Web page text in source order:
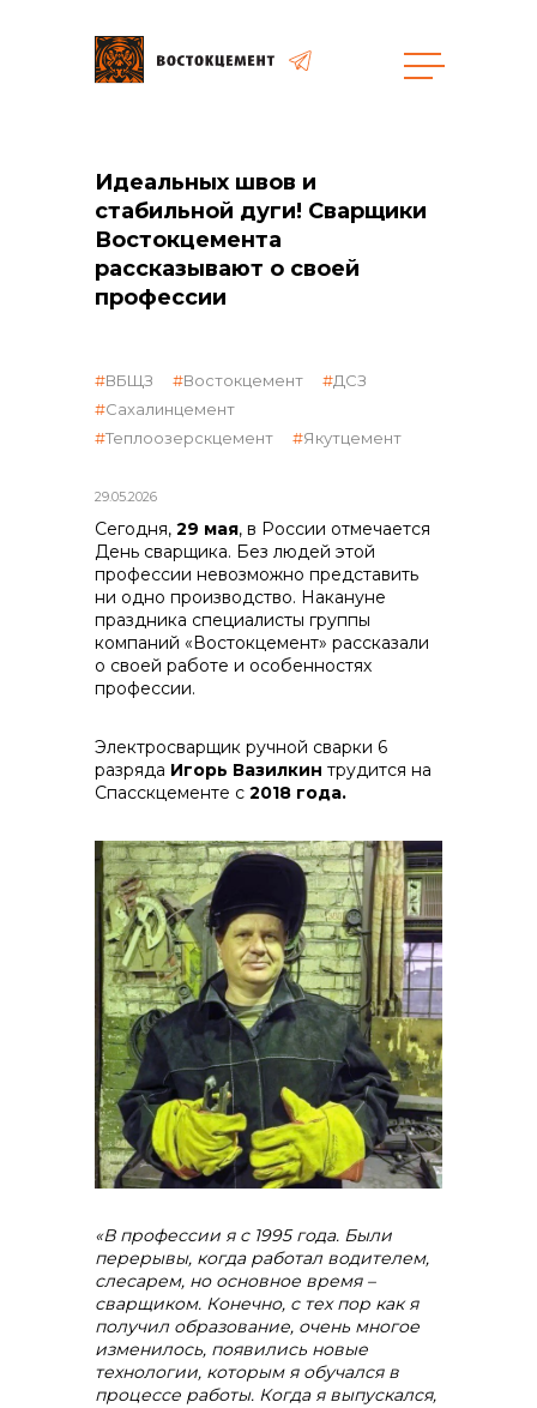
объявленные закупки
реализация неликвидов
контакты отдела закупок
Идеальных швов и
стабильной дуги! Сварщики
Востокцемента
рассказывают о своей
профессии
29.05.2026
ВБЩЗ Востокцемент
ДСЗ
Сахалинцемент
Теплоозерскцемент
Якутцемент
Сегодня, 29 мая, в России отмечается
День сварщика. Без людей этой
профессии невозможно представить
ни одно производство. Накануне
праздника специалисты группы
компаний «Востокцемент» рассказали
о своей работе и особенностях
профессии.
Электросварщик ручной сварки 6
разряда Игорь Вазилкин трудится на
Спасскцементе с 2018 года.
«В профессии я с 1995 года. Были
перерывы, когда работал водителем,
слесарем, но основное время –
сварщиком. Конечно, с тех пор как я
получил образование, очень многое
изменилось, появились новые
технологии, которым я обучался в
процессе работы. Когда я выпускался,